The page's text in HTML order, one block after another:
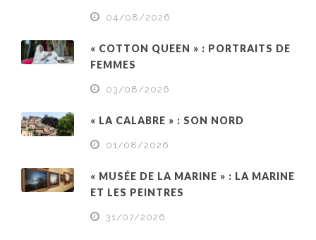
04/08/2026
« COTTON QUEEN » : PORTRAITS DE
FEMMES
03/08/2026
« LA CALABRE » : SON NORD
01/08/2026
« MUSÉE DE LA MARINE » : LA MARINE
ET LES PEINTRES
31/07/2026